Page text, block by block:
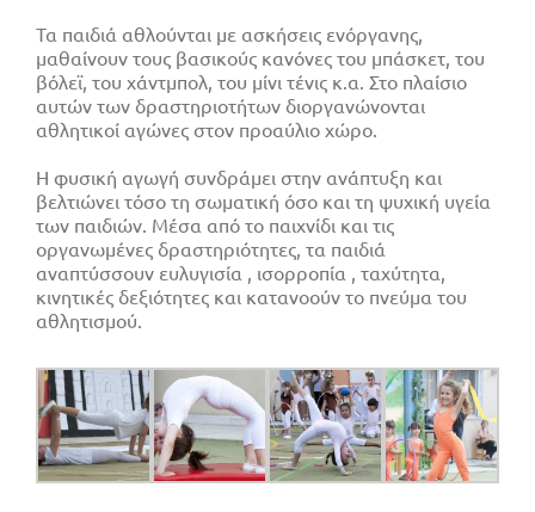
Τα παιδιά αθλούνται με ασκήσεις ενόργανης,
μαθαίνουν τους βασικούς κανόνες του μπάσκετ, του
βόλεϊ, του χάντμπολ, του μίνι τένις κ.α. Στο πλαίσιο
αυτών των δραστηριοτήτων διοργανώνονται
αθλητικοί αγώνες στον προαύλιο χώρο.
Η φυσική αγωγή συνδράμει στην ανάπτυξη και
βελτιώνει τόσο τη σωματική όσο και τη ψυχική υγεία
των παιδιών. Μέσα από το παιχνίδι και τις
οργανωμένες δραστηριότητες, τα παιδιά
αναπτύσσουν ευλυγισία , ισορροπία , ταχύτητα,
κινητικές δεξιότητες και κατανοούν το πνεύμα του
αθλητισμού.